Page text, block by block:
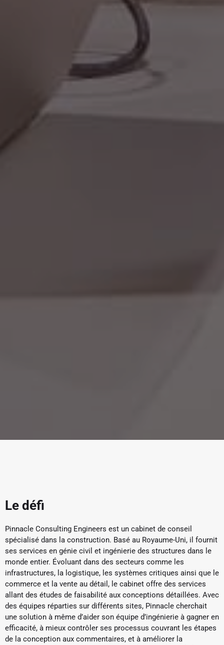
Le défi
Pinnacle Consulting Engineers est un cabinet de conseil
spécialisé dans la construction. Basé au Royaume-Uni, il fournit
ses services en génie civil et ingénierie des structures dans le
monde entier. Évoluant dans des secteurs comme les
infrastructures, la logistique, les systèmes critiques ainsi que le
commerce et la vente au détail, le cabinet offre des services
allant des études de faisabilité aux conceptions détaillées. Avec
des équipes réparties sur différents sites, Pinnacle cherchait
une solution à même d’aider son équipe d’ingénierie à gagner en
efficacité, à mieux contrôler ses processus couvrant les étapes
de la conception aux commentaires, et à améliorer la